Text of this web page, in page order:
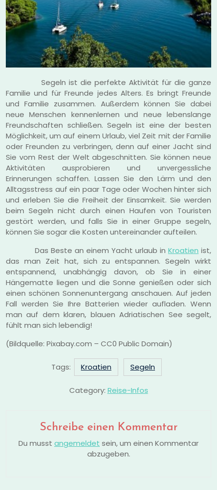
Segeln ist die perfekte Aktivität für die ganze
Familie und für Freunde jedes Alters. Es bringt Freunde
und Familie zusammen. Außerdem können Sie dabei
neue Menschen kennenlernen und neue lebenslange
Freundschaften schließen. Segeln ist eine der besten
Möglichkeit, um auf einem Urlaub, viel Zeit mit der Familie
oder Freunden zu verbringen, denn auf einer Jacht sind
Sie vom Rest der Welt abgeschnitten. Sie können neue
Aktivitäten ausprobieren und unvergessliche
Erinnerungen schaffen. Lassen Sie den Lärm und den
Alltagsstress auf ein paar Tage oder Wochen hinter sich
und erleben Sie die Freiheit der Einsamkeit. Sie werden
beim Segeln nicht durch einen Haufen von Touristen
gestört werden, und falls Sie in einer Gruppe segeln,
können Sie sogar die Kosten untereinander aufteilen.
Das Beste an einem Yacht urlaub in Kroatien ist,
das man Zeit hat, sich zu entspannen. Segeln wirkt
entspannend, unabhängig davon, ob Sie in einer
Hängematte liegen und die Sonne genießen oder sich
einen schönen Sonnenuntergang anschauen. Auf jeden
Fall werden Sie Ihre Batterien wieder aufladen. Wenn
man auf dem klaren, blauen Adriatischen See segelt,
fühlt man sich lebendig!
(Bildquelle: Pixabay.com – CC0 Public Domain)
Tags: Kroatien Segeln
Category: Reise-Infos
Schreibe einen Kommentar
Du musst angemeldet sein, um einen Kommentar
abzugeben.